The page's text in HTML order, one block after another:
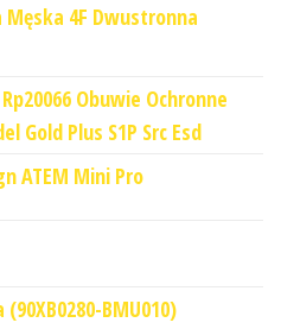
4F Dwustronna
Obuwie Ochronne
Gold Plus S1P Src Esd
ATEM Mini Pro
(90XB0280-BMU010)